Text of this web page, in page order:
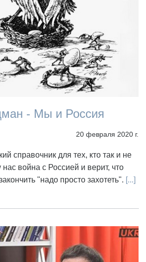
- Мы и Россия
20 февраля 2020 г.
справочник для тех, кто так и не
война с Россией и верит, что
"надо просто захотеть". [...]